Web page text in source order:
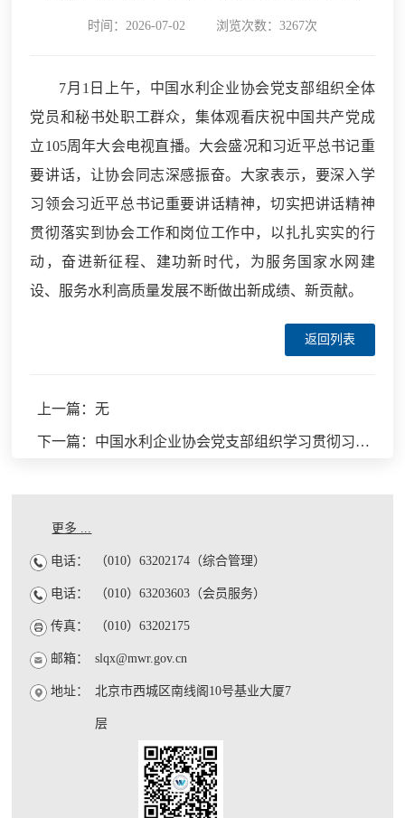
时间：2026-07-02 浏览次数：3267次
7月1日上午，中国水利企业协会党支部组织全体
党员和秘书处职工群众，集体观看庆祝中国共产党成
立105周年大会电视直播。大会盛况和习近平总书记重
要讲话，让协会同志深感振奋。大家表示，要深入学
习领会习近平总书记重要讲话精神，切实把讲话精神
贯彻落实到协会工作和岗位工作中，以扎扎实实的行
动，奋进新征程、建功新时代，为服务国家水网建
设、服务水利高质量发展不断做出新成绩、新贡献。
返回列表
上一篇：无
下一篇：中国水利企业协会党支部组织学习贯彻习近平党建思想“第一议题”学习
更多 ...
电话： （010）63202174（综合管理）
电话： （010）63203603（会员服务）
传真： （010）63202175
邮箱： slqx@mwr.gov.cn
地址： 北京市西城区南线阁10号基业大厦7
层